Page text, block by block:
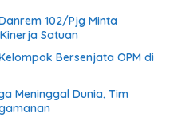
102/Pjg Minta
Satuan
Bersenjata OPM di
Meninggal Dunia, Tim